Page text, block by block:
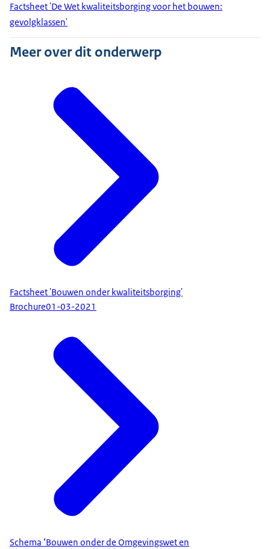
Factsheet 'De Wet kwaliteitsborging voor het bouwen:
gevolgklassen'
Meer over dit onderwerp
Factsheet 'Bouwen onder kwaliteitsborging'
Brochure01-03-2021
Schema ‘Bouwen onder de Omgevingswet en